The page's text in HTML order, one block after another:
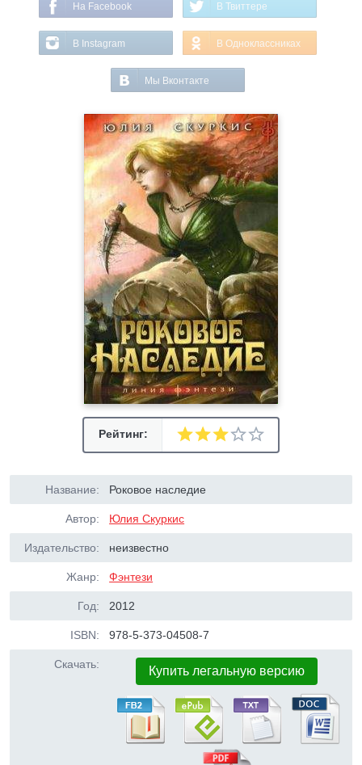
На Facebook В Твиттере
В Instagram В Одноклассниках
Мы Вконтакте
Рейтинг:
Название: Роковое наследие
Автор: Юлия Скуркис
Издательство: неизвестно
Жанр: Фэнтези
Год: 2012
ISBN: 978-5-373-04508-7
Скачать: Купить легальную версию